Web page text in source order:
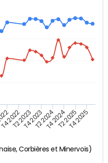
Corbières et Minervois)
T4 2022T2 2023T4 2023T2 2024T4 2024T2 2025T4 2025